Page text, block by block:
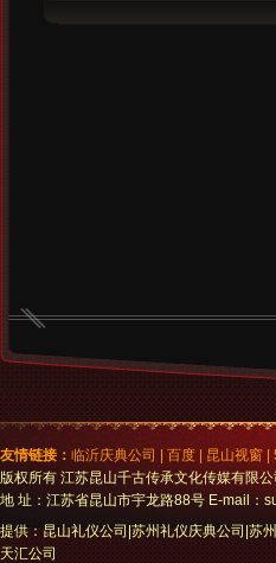
友情链接： 临沂庆典公司 百度 昆山视窗
版权所有 江苏昆山千古传承文化传媒有限
地 址：江苏省昆山市宇龙路88号 E-mail：
提供：昆山礼仪公司|苏州礼仪庆典公司|苏
天汇公司